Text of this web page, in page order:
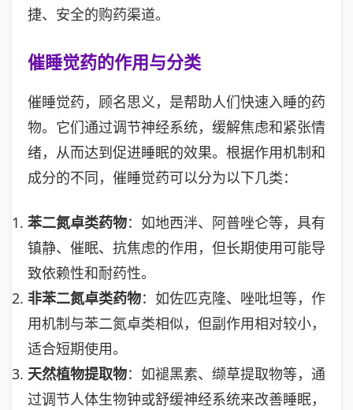
捷、安全的购药渠道。
催睡觉药的作用与分类
催睡觉药，顾名思义，是帮助人们快速入睡的药
物。它们通过调节神经系统，缓解焦虑和紧张情
绪，从而达到促进睡眠的效果。根据作用机制和
成分的不同，催睡觉药可以分为以下几类：
苯二氮卓类药物：如地西泮、阿普唑仑等，具有
镇静、催眠、抗焦虑的作用，但长期使用可能导
致依赖性和耐药性。
非苯二氮卓类药物：如佐匹克隆、唑吡坦等，作
用机制与苯二氮卓类相似，但副作用相对较小，
适合短期使用。
天然植物提取物：如褪黑素、缬草提取物等，通
过调节人体生物钟或舒缓神经系统来改善睡眠，